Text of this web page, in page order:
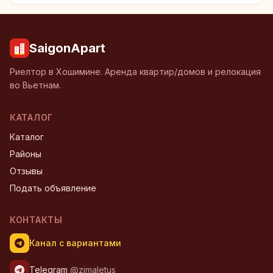
SaigonApart
Риелтор в Хошимине. Аренда квартир/домов и релокация
во Вьетнам.
КАТАЛОГ
Каталог
Районы
Отзывы
Подать объявление
КОНТАКТЫ
Канал с вариантами
Telegram @zimaletus